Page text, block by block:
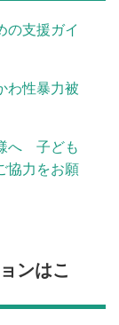
の支援ガイ
わ性暴力被
へ 子ども
協力をお願
ンはこ